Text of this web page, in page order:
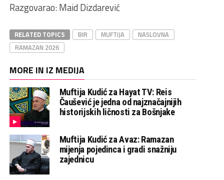
Razgovarao: Maid Dizdarević
RELATED TOPICS BIR MUFTIJA
NASLOVNA
RAMAZAN 2026
MORE IN IZ MEDIJA
Muftija Kudić za Hayat TV: Reis
Čaušević je jedna od najznačajnijih
historijskih ličnosti za Bošnjake
Muftija Kudić za Avaz: Ramazan
mijenja pojedinca i gradi snažniju
zajednicu